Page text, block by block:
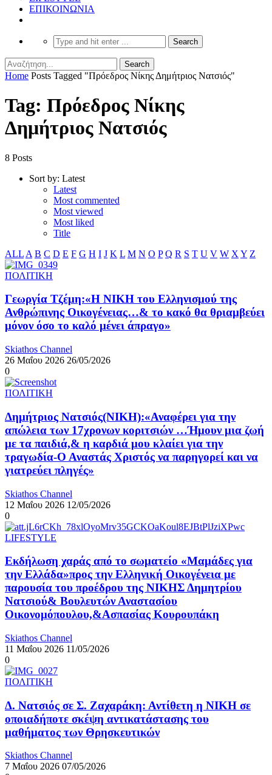
ΕΠΙΚΟΙΝΩΝΙΑ
Home Posts Tagged "Πρόεδρος Νίκης Δημήτριος Νατσιός"
Tag: Πρόεδρος Νίκης
Δημήτριος Νατσιός
8 Posts
Sort by: Latest
Latest
Most commented
Most viewed
Most liked
Title
ALL A B C D E F G H I J K L M N O P Q R S T U V W X Y Z
ΠΟΛΙΤΙΚΗ
Γεωργία Τζέμη:«Η ΝΙΚΗ του Ελληνισμού της
Ανθρώπινης Οικογένειας…& το κακό θα θριαμβεύει
μόνον όσο το καλό μένει άπραγο»
Skiathos Channel
26 Μαΐου 2026 26/05/2026
0
ΠΟΛΙΤΙΚΗ
Δημήτριος Νατσιός(ΝΙΚΗ):«Αναφέρει για την
απώλεια των 17χρονων κοριτσιών …Ήμουν μια ζωή
με τα παιδιά,& η καρδιά μου κλαίει για την
τραγωδία-Ο Αναστάς Χριστός να παρηγορεί και να
γιατρεύει πληγές»
Skiathos Channel
12 Μαΐου 2026 12/05/2026
0
LIFESTYLE
Εκδήλωση χαράς από το σωματείο «Μαμάδες για
την Ελλάδα»προς την Ελληνική Οικογένεια με
παρουσία του προέδρου της ΝΙΚΗΣ Δημητρίου
Νατσιού& Βουλευτών Αναστασίου
Οικονομόπουλου,&Ασπασίας Κουρουπάκη
Skiathos Channel
11 Μαΐου 2026 11/05/2026
0
ΠΟΛΙΤΙΚΗ
Δ. Νατσιός σε Σ. Ζαχαράκη: Αντίθετη η ΝΙΚΗ σε
οποιαδήποτε σκέψη αντικατάστασης του
μαθήματος των Θρησκευτικών
Skiathos Channel
7 Μαΐου 2026 07/05/2026